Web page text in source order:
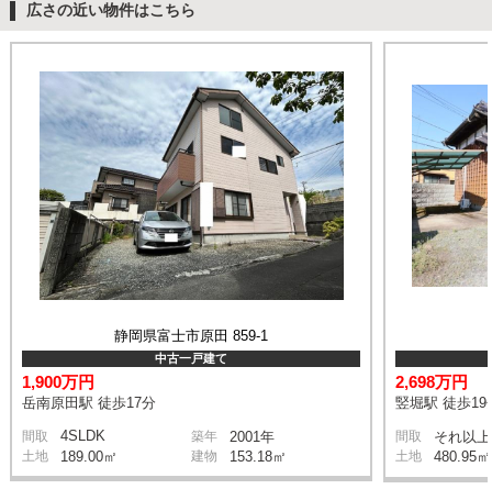
広さの近い物件はこちら
静岡県富士市原田 859-1
中古一戸建て
1,900万円
岳南原田駅 徒歩17分
間取 4SLDK 築年 2001年
土地 189.00㎡ 建物 153.18㎡
2,698万円
竪堀駅 徒歩19
間取 それ以上
土地 480.95㎡